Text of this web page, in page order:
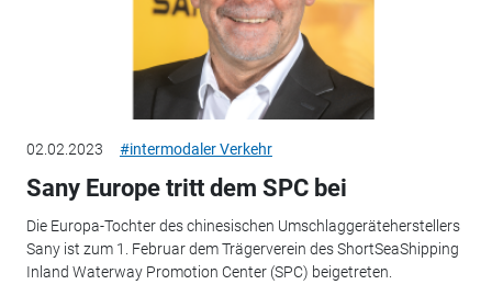
02.02.2023 #intermodaler Verkehr
Sany Europe tritt dem SPC bei
Die Europa-Tochter des chinesischen Umschlaggeräteherstellers
Sany ist zum 1. Februar dem Trägerverein des ShortSeaShipping
Inland Waterway Promotion Center (SPC) beigetreten.